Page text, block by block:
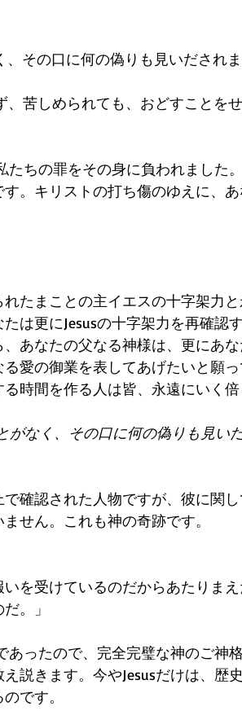
その口に何の偽りも見いだされま
、苦しめられても、おどすことを
たちの罪をその身に負われました
。キリストの打ち傷のゆえに、
たまことの主イエスの十字架力
は更にJesusの十字架力を再確認
あなたの父なる神様は、更にあ
愛の御業を表してあげたいと願
時間を作る人は皆、永遠にいく倍
がなく、その口に何の偽りも見い
確認された人物ですが、彼に関
せん。これも神の奇跡です。
いを受けているのだからあたりま
。」
あったので、完全完璧な神のご神
説きます。今やJesusだけは、歴
です。